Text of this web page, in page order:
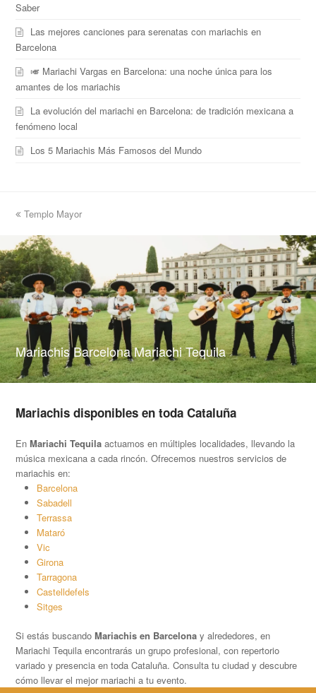
Saber
Las mejores canciones para serenatas con mariachis en
Barcelona
🎺 Mariachi Vargas en Barcelona: una noche única para los
amantes de los mariachis
La evolución del mariachi en Barcelona: de tradición mexicana a
fenómeno local
Los 5 Mariachis Más Famosos del Mundo
previous
Templo Mayor
Mariachis Barcelona Mariachi Tequila
Mariachis disponibles en toda Cataluña
EnMariachi Tequila actuamos en múltiples localidades, llevando la
música mexicana a cada rincón. Ofrecemos nuestros servicios de
mariachis en:
Barcelona
Sabadell
Terrassa
Mataró
Vic
Girona
Tarragona
Castelldefels
Sitges
Si estás buscandoMariachis en Barcelona y alrededores, en
Mariachi Tequila encontrarás un grupo profesional, con repertorio
variado y presencia en toda Cataluña. Consulta tu ciudad y descubre
cómo llevar el mejor mariachi a tu evento.